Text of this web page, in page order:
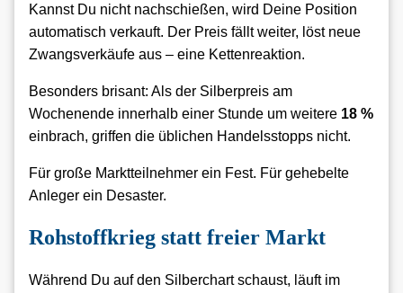
Kannst Du nicht nachschießen, wird Deine Position
automatisch verkauft. Der Preis fällt weiter, löst neue
Zwangsverkäufe aus – eine Kettenreaktion.
Besonders brisant: Als der Silberpreis am
Wochenende innerhalb einer Stunde um weitere 18 %
einbrach, griffen die üblichen Handelsstopps nicht.
Für große Marktteilnehmer ein Fest. Für gehebelte
Anleger ein Desaster.
Rohstoffkrieg statt freier Markt
Während Du auf den Silberchart schaust, läuft im